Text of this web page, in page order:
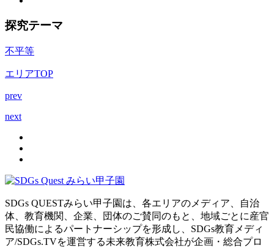
探究テーマ
不平等
エリアTOP
prev
next
SDGs QUESTみらい甲子園は、各エリアのメディア、自治
体、教育機関、企業、団体のご賛同のもと、地域ごとに産官
民協働によるパートナーシップを形成し、SDGs教育メディ
ア/SDGs.TVを運営する未来教育株式会社が企画・総合プロ